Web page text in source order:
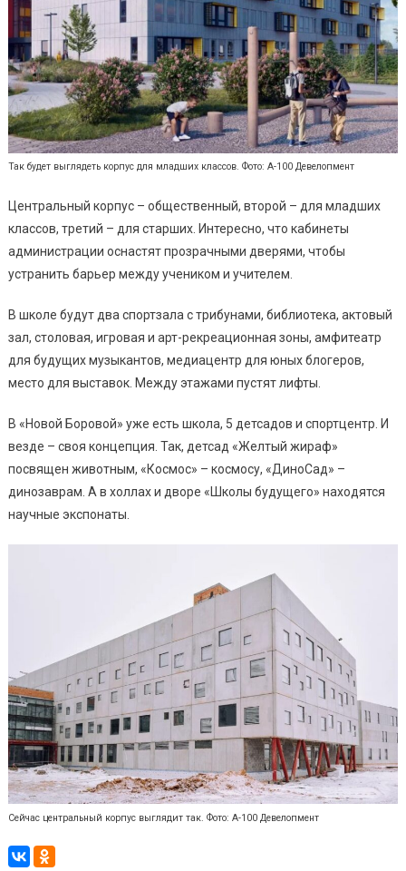
Так будет выглядеть корпус для младших классов. Фото: А-100 Девелопмент
Центральный корпус – общественный, второй – для младших
классов, третий – для старших. Интересно, что кабинеты
администрации оснастят прозрачными дверями, чтобы
устранить барьер между учеником и учителем.
В школе будут два спортзала с трибунами, библиотека, актовый
зал, столовая, игровая и арт-рекреационная зоны, амфитеатр
для будущих музыкантов, медиацентр для юных блогеров,
место для выставок. Между этажами пустят лифты.
В «Новой Боровой» уже есть школа, 5 детсадов и спортцентр. И
везде – своя концепция. Так, детсад «Желтый жираф»
посвящен животным, «Космос» – космосу, «ДиноСад» –
динозаврам. А в холлах и дворе «Школы будущего» находятся
научные экспонаты.
Сейчас центральный корпус выглядит так. Фото: А-100 Девелопмент